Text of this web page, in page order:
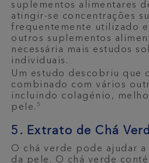
suplementos alimentares
atingir-se concentrações
frequentemente utilizado
outros suplementos
necessária mais estudos
individuais.
Um estudo descobriu que
combinado com vários
incluindo colagénio,
pele. 5
5. Extrato de Chá
O chá verde pode ajudar a
da pele. O chá verde